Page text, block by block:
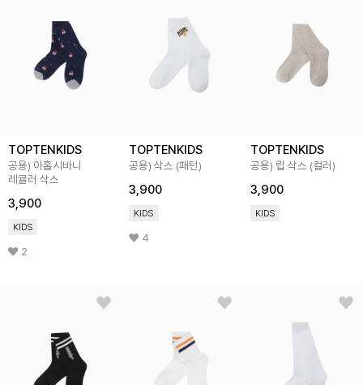
TOPTENKIDS
공용) 아홉시바니
레귤러 삭스
3,900
KIDS
2
TOPTENKIDS
공용) 삭스 (패턴)
3,900
KIDS
4
TOPTENKIDS
공용) 립 삭스 (컬러)
3,900
KIDS